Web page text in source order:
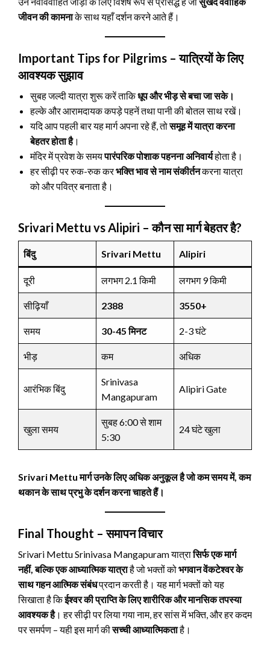
जीवन की कामनाके साथ यहाँ दर्शन करने आते हैं।
Important Tips for Pilgrims – यात्रियों के लिए
आवश्यक सुझाव
सुबह जल्दी यात्रा शुरू करें ताकिधूप और भीड़ से बचा जा सके।
हल्के और आरामदायक कपड़े पहनें तथा पानी की बोतल साथ रखें।
यदि आप पहली बार यह मार्ग अपना रहे हैं, तोसमूह में यात्रा करना
बेहतर होता है।
मंदिर में प्रवेश के समयपारंपरिक पोशाक पहनना अनिवार्यहोता है।
हर सीढ़ी पर रुक-रुक करभक्ति भाव से नाम संकीर्तनकरना यात्रा
को और पवित्र बनाता है।
Srivari Mettu vs Alipiri – कौन सा मार्ग बेहतर है?
बिंदु Srivari Mettu Alipiri
दूरी लगभग 2.1 किमी लगभग 9 किमी
सीढ़ियाँ 2388 3550+
समय 30-45 मिनट 2-3 घंटे
भीड़ कम अधिक
आरंभिक बिंदु
Srinivasa
Mangapuram
Alipiri Gate
खुला समय
सुबह 6:00 से शाम
5:30
24 घंटे खुला
Srivari Mettu मार्ग उनके लिए अधिक अनुकूल है जो कम समय में, कम
थकान के साथ प्रभु के दर्शन करना चाहते हैं।
Final Thought – समापन विचार
Srivari Mettu Srinivasa Mangapuram यात्रासिर्फ एक मार्ग
नहीं, बल्कि एक आध्यात्मिक यात्राहै जो भक्तों कोभगवान वेंकटेश्वर के
साथ गहन आत्मिक संबंधप्रदान करती है। यह मार्ग भक्तों को यह
सिखाता है किईश्वर की प्राप्ति के लिए शारीरिक और मानसिक तपस्या
आवश्यक है। हर सीढ़ी पर लिया गया नाम, हर सांस में भक्ति, और हर कदम
पर समर्पण – यही इस मार्ग कीसच्ची आध्यात्मिकताहै।